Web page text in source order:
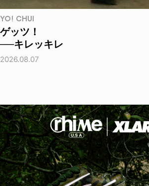
YO! CHUI
ゲッツ！
──キレッキレ
2026.08.07